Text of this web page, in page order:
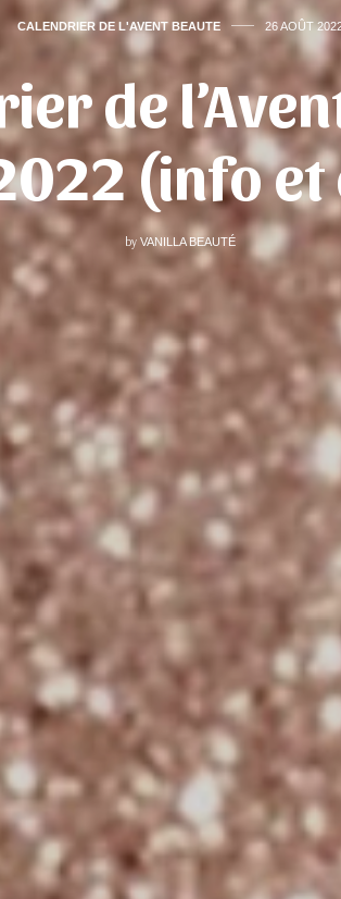
CALENDRIER DE L'AVENT BEAUTE 26 AOÛT
de
(info et
by VANILLA BEAUTÉ